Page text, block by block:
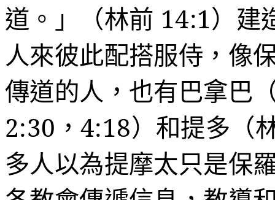
道。」
（林前 14:1）建
人來彼此配搭服侍，像
傳道的人，也有巴拿巴
2:30 ，4:18）和提多（
多人以為提摩太只是保